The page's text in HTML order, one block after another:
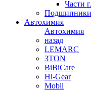
Части
Подшипники
Автохимия
Автохимия
назад
LEMARC
3TON
BiBiCare
Hi-Gear
Mobil